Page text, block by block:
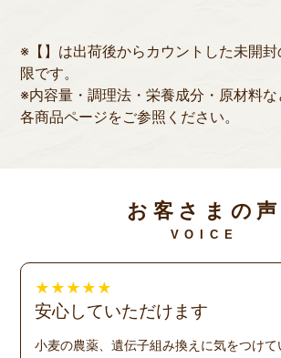
※【】は出荷後からカウントした未開
限です。
※内容量・調理法・栄養成分・原材料な
各商品ページをご参照ください。
お客さまの声
VOICE
★ ★ ★ ★ ★
安心していただけます
小麦の農薬、遺伝子組み換えに気をつけ